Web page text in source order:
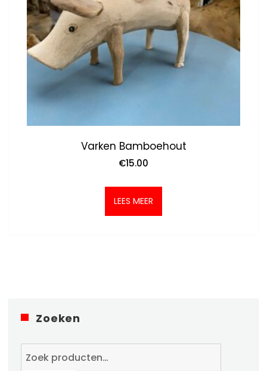
Varken Bamboehout
€15.00
LEES MEER
Zoeken